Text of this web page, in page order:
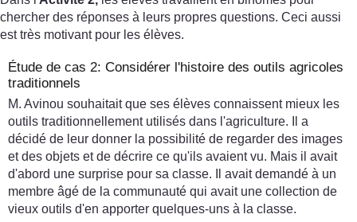
chercher des réponses à leurs propres questions. Ceci aussi
est très motivant pour les élèves.
Étude de cas 2: Considérer l'histoire des outils agricoles
traditionnels
M. Avinou souhaitait que ses élèves connaissent mieux les
outils traditionnellement utilisés dans l'agriculture. Il a
décidé de leur donner la possibilité de regarder des images
et des objets et de décrire ce qu'ils avaient vu. Mais il avait
d'abord une surprise pour sa classe. Il avait demandé à un
membre âgé de la communauté qui avait une collection de
vieux outils d'en apporter quelques-uns à la classe.